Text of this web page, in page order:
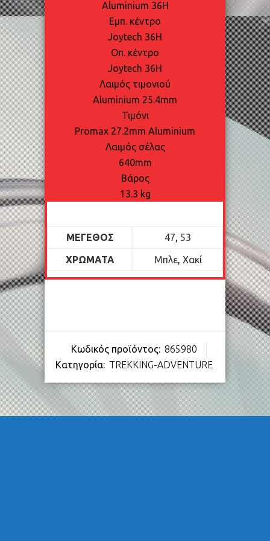
Aluminium 36H
Εμπ. κέντρο
Joytech 36H
Oπ. κέντρο
Joytech 36H
Λαιμός τιμονιού
Aluminium 25.4mm
Τιμόνι
Promax 27.2mm Aluminium
Λαιμός σέλας
640mm
Βάρος
13.3 kg
ΜΈΓΕΘΟΣ 47, 53
ΧΡΏΜΑΤΑ Μπλε, Χακί
Κωδικός προϊόντος: 865980
Κατηγορία: TREKKING-ADVENTURE